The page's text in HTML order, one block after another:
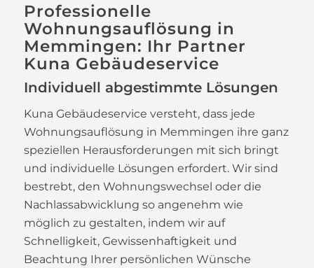
Professionelle
Wohnungsauflösung in
Memmingen: Ihr Partner
Kuna Gebäudeservice
Individuell abgestimmte Lösungen
Kuna Gebäudeservice versteht, dass jede
Wohnungsauflösung in Memmingen ihre ganz
speziellen Herausforderungen mit sich bringt
und individuelle Lösungen erfordert. Wir sind
bestrebt, den Wohnungswechsel oder die
Nachlassabwicklung so angenehm wie
möglich zu gestalten, indem wir auf
Schnelligkeit, Gewissenhaftigkeit und
Beachtung Ihrer persönlichen Wünsche